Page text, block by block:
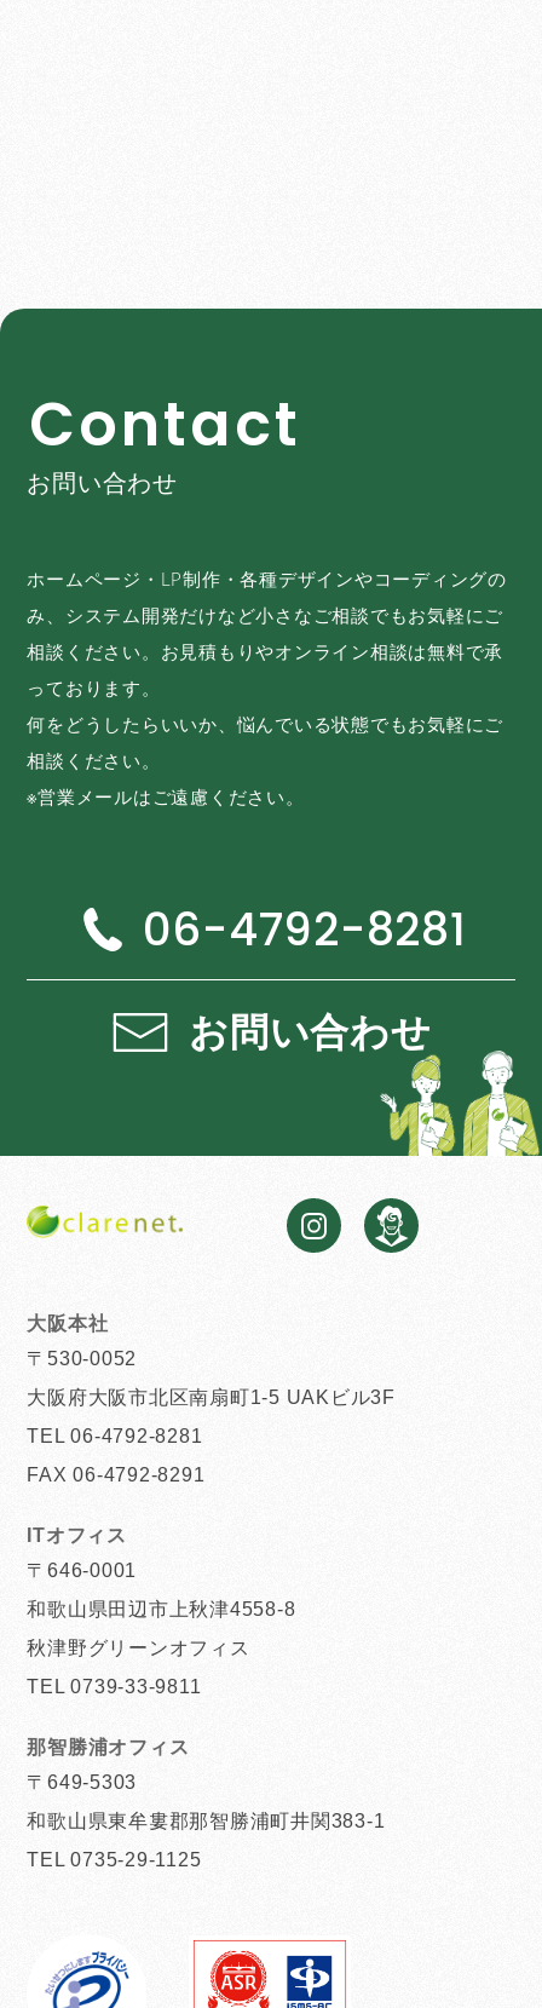
Contact
お問い合わせ
ホームページ・LP制作・各種デザインやコーディングの
み、システム開発だけなど小さなご相談でもお気軽にご
相談ください。お見積もりやオンライン相談は無料で承
っております。
何をどうしたらいいか、悩んでいる状態でもお気軽にご
相談ください。
※営業メールはご遠慮ください。
06-4792-8281
お問い合わせ
大阪本社
〒530-0052
大阪府大阪市北区南扇町1-5 UAKビル3F
TEL 06-4792-8281
FAX 06-4792-8291
ITオフィス
〒646-0001
和歌山県田辺市上秋津4558-8
秋津野グリーンオフィス
TEL 0739-33-9811
那智勝浦オフィス
〒649-5303
和歌山県東牟婁郡那智勝浦町井関383-1
TEL 0735-29-1125